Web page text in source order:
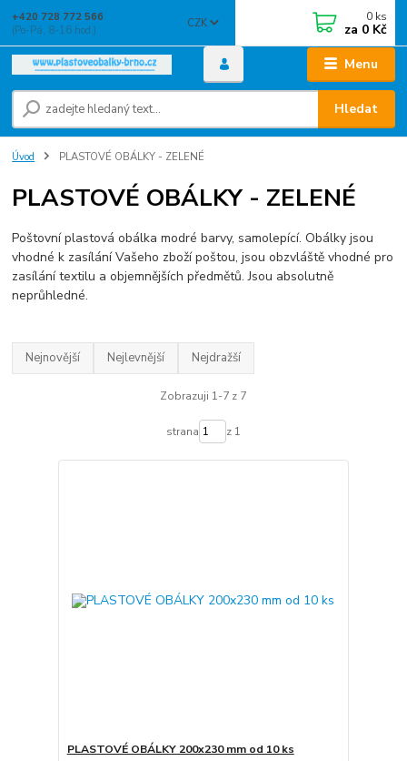
Menu
CZK
Hledat
+420 728 772 566
(Po-Pá, 8-16 hod.)
0 ks
za 0 Kč
Úvod PLASTOVÉ OBÁLKY - ZELENÉ
PLASTOVÉ OBÁLKY - ZELENÉ
Poštovní plastová obálka modré barvy, samolepící. Obálky jsou
vhodné k zasílání Vašeho zboží poštou, jsou obzvláště vhodné pro
zasílání textilu a objemnějších předmětů. Jsou absolutně
neprůhledné.
Nejnovější Nejlevnější Nejdražší
Zobrazuji 1-7 z 7
strana z 1
PLASTOVÉ OBÁLKY 200x230 mm od 10 ks